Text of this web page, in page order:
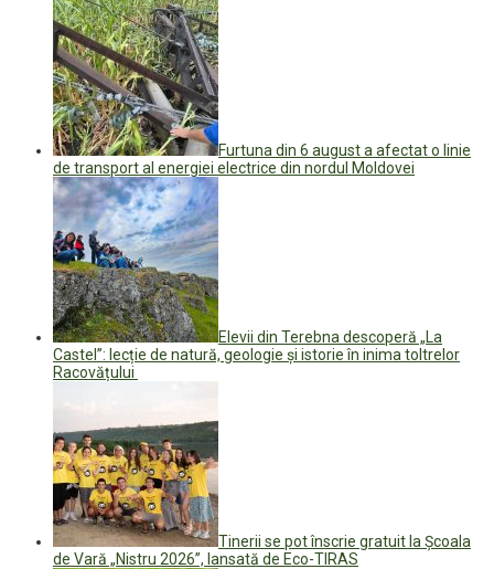
Furtuna din 6 august a afectat o linie
de transport al energiei electrice din nordul Moldovei
Elevii din Terebna descoperă „La
Castel”: lecție de natură, geologie și istorie în inima toltrelor
Racovățului
Tinerii se pot înscrie gratuit la Școala
de Vară „Nistru 2026”, lansată de Eco-TIRAS